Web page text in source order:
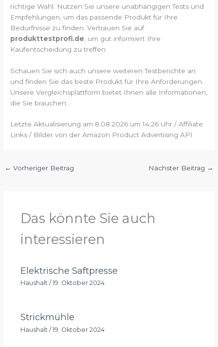
richtige Wahl. Nutzen Sie unsere unabhängigen Tests und
Empfehlungen, um das passende Produkt für Ihre
Bedürfnisse zu finden. Vertrauen Sie auf
produkttestprofi.de , um gut informiert Ihre
Kaufentscheidung zu treffen.
Schauen Sie sich auch unsere weiteren Testberichte an
und finden Sie das beste Produkt für Ihre Anforderungen.
Unsere Vergleichsplattform bietet Ihnen alle Informationen,
die Sie brauchen.
Letzte Aktualisierung am 8.08.2026 um 14:26 Uhr / Affiliate
Links / Bilder von der Amazon Product Advertising API
← Vorheriger Beitrag Nächster Beitrag →
Das könnte Sie auch
interessieren
Elektrische Saftpresse
Haushalt / 19. Oktober 2024
Strickmühle
Haushalt /19. Oktober 2024